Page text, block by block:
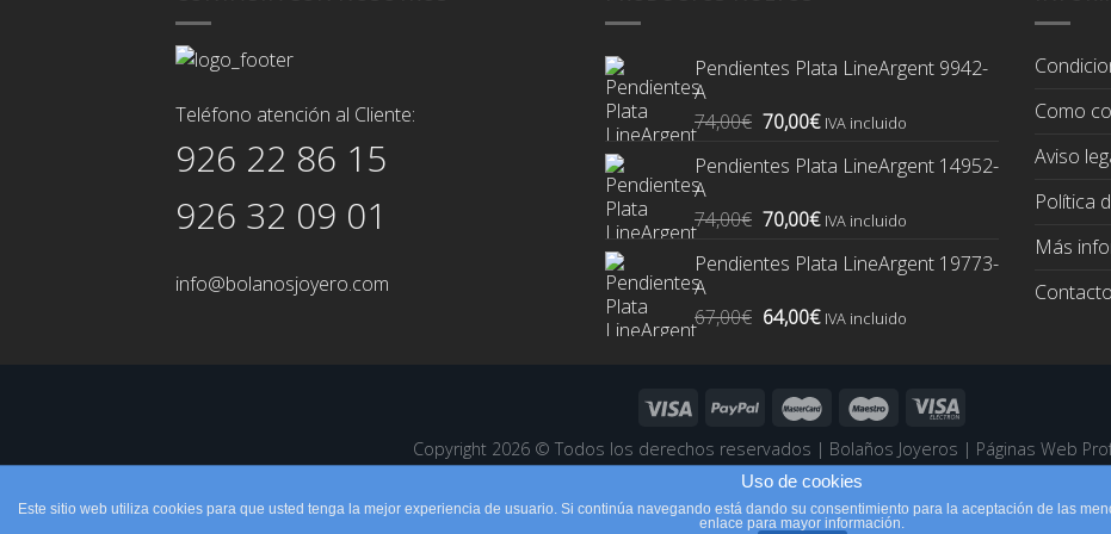
Teléfono atención al Cliente:
926 22 86 15
926 32 09 01
info@bolanosjoyero.com
Pendientes Plata LineArgent 9942-
A
74,00€ El
original
74,00€.
70,00€El
actual
70,00€.
IVA incluido
Pendientes Plata LineArgent 14952-
A
74,00€ El
original
74,00€.
70,00€El
actual
70,00€.
IVA incluido
Pendientes Plata LineArgent 19773-
A
67,00€ El
era:
67,00€.
64,00€El
64,00€.
IVA incluido
Como
Aviso
Política
Más
Contacto
Copyright 2026 © Todos los derechos reservados | Bolaños Joyeros | Páginas Web
Uso de cookies
Este sitio web utiliza cookies para que usted tenga la mejor experiencia de usuario. Si continúa navegando está dando su consentimiento para la aceptación de las
enlace para mayor información.